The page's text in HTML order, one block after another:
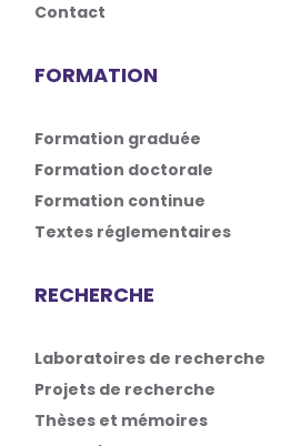
Contact
FORMATION
Formation graduée
Formation doctorale
Formation continue
Textes réglementaires
RECHERCHE
Laboratoires de recherche
Projets de recherche
Thèses et mémoires